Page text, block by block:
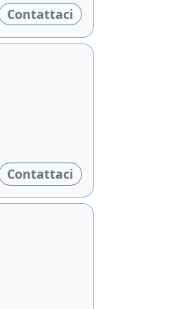
Contattaci
Contattaci